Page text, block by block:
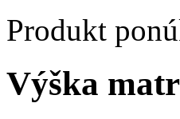
Produkt
Výška